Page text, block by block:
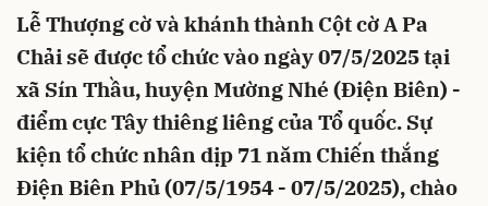
Lễ Thượng cờ và khánh thành Cột cờ A Pa
Chải sẽ được tổ chức vào ngày 07/5/2025 tại
xã Sín Thầu, huyện Mường Nhé (Điện Biên) -
điểm cực Tây thiêng liêng của Tổ quốc. Sự
kiện tổ chức nhân dịp 71 năm Chiến thắng
Điện Biên Phủ (07/5/1954 - 07/5/2025), chào
Hủy Gửi